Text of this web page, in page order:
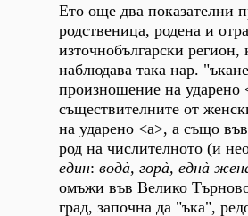
Ето още два показателни
родственица, родена и
източнобългарски регион,
наблюдава така нар.
произношение на
съществителните от
на ударено <а>, а също
род на числителното (и
един: водà, горà, еднà
омъжи във Велико
град, започна да "ъка",